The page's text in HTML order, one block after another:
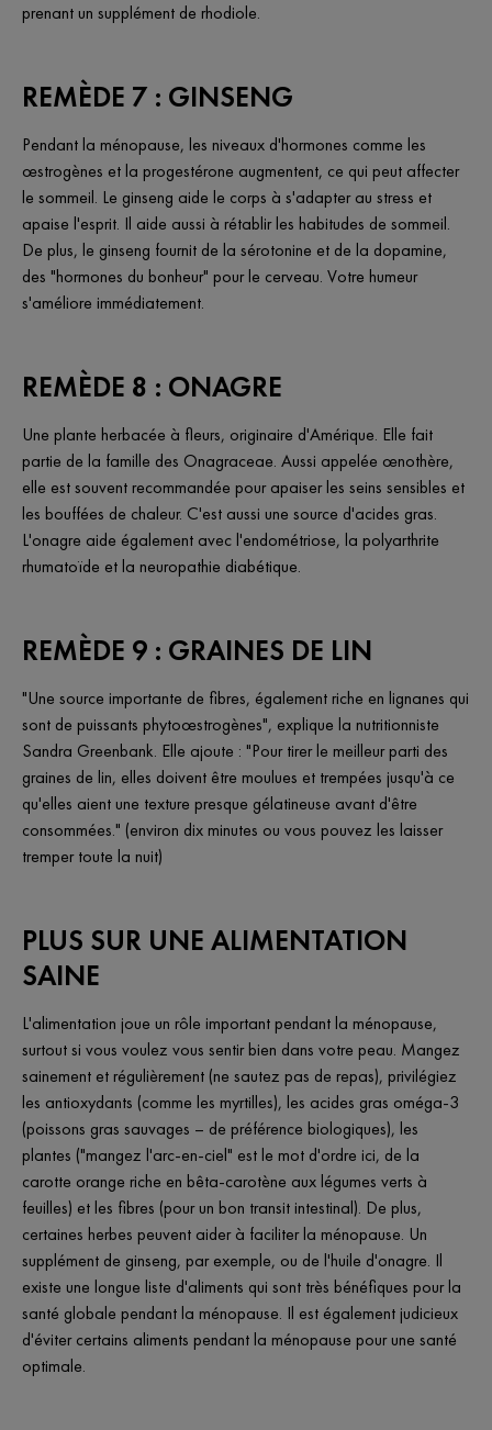
prenant un supplément de rhodiole.
REMÈDE 7 : GINSENG
Pendant la ménopause, les niveaux d'hormones comme les
œstrogènes et la progestérone augmentent, ce qui peut affecter
le sommeil. Le ginseng aide le corps à s'adapter au stress et
apaise l'esprit. Il aide aussi à rétablir les habitudes de sommeil.
De plus, le ginseng fournit de la sérotonine et de la dopamine,
des "hormones du bonheur" pour le cerveau. Votre humeur
s'améliore immédiatement.
REMÈDE 8 : ONAGRE
Une plante herbacée à fleurs, originaire d'Amérique. Elle fait
partie de la famille des Onagraceae. Aussi appelée œnothère,
elle est souvent recommandée pour apaiser les seins sensibles et
les bouffées de chaleur. C'est aussi une source d'acides gras.
L'onagre aide également avec l'endométriose, la polyarthrite
rhumatoïde et la neuropathie diabétique.
REMÈDE 9 : GRAINES DE LIN
"Une source importante de fibres, également riche en lignanes qui
sont de puissants phytoœstrogènes", explique la nutritionniste
Sandra Greenbank. Elle ajoute : "Pour tirer le meilleur parti des
graines de lin, elles doivent être moulues et trempées jusqu'à ce
qu'elles aient une texture presque gélatineuse avant d'être
consommées." (environ dix minutes ou vous pouvez les laisser
tremper toute la nuit)
PLUS SUR UNE ALIMENTATION
SAINE
L'alimentation joue un rôle important pendant la ménopause,
surtout si vous voulez vous sentir bien dans votre peau. Mangez
sainement et régulièrement (ne sautez pas de repas), privilégiez
les antioxydants (comme les myrtilles), les acides gras oméga-3
(poissons gras sauvages – de préférence biologiques), les
plantes ("mangez l'arc-en-ciel" est le mot d'ordre ici, de la
carotte orange riche en bêta-carotène aux légumes verts à
feuilles) et les fibres (pour un bon transit intestinal). De plus,
certaines herbes peuvent aider à faciliter la ménopause. Un
supplément de ginseng, par exemple, ou de l'huile d'onagre. Il
existe une longue liste d'aliments qui sont très bénéfiques pour la
santé globale pendant la ménopause. Il est également judicieux
d'éviter certains aliments pendant la ménopause pour une santé
optimale.